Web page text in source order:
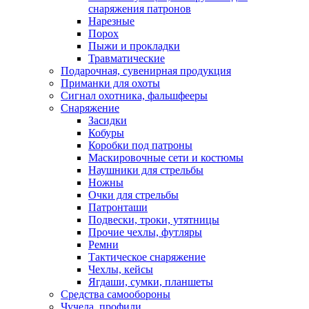
снаряжения патронов
Нарезные
Порох
Пыжи и прокладки
Травматические
Подарочная, сувенирная продукция
Приманки для охоты
Сигнал охотника, фальшфееры
Снаряжение
Засидки
Кобуры
Коробки под патроны
Маскировочные сети и костюмы
Наушники для стрельбы
Ножны
Очки для стрельбы
Патронташи
Подвески, троки, утятницы
Прочие чехлы, футляры
Ремни
Тактическое снаряжение
Чехлы, кейсы
Ягдаши, сумки, планшеты
Средства самообороны
Чучела, профили